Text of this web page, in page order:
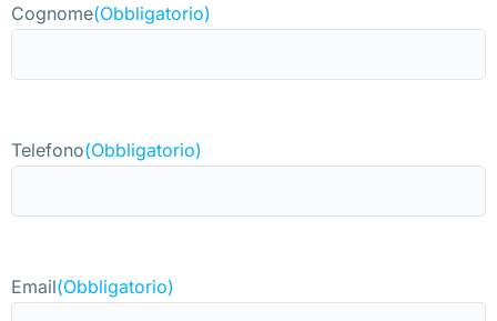
Cognome(Obbligatorio)
Telefono(Obbligatorio)
Email(Obbligatorio)